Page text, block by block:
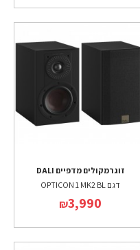
זוג רמקולים מדפיים DALI
דגם OPTICON 1 MK2 BL
₪3,990